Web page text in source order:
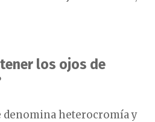
los ojos de
denomina heterocromía y